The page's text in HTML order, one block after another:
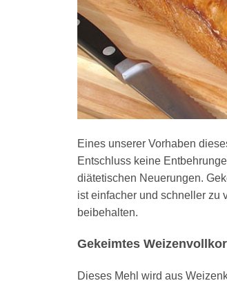
Eines unserer Vorhaben
Entschluss keine
diätetischen Neuerungen.
ist einfacher und schneller zu
beibehalten.
Gekeimtes
Dieses Mehl wird aus